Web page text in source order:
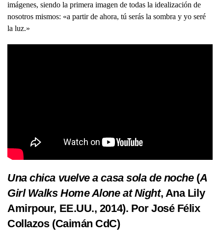
imágenes, siendo la primera imagen de todas la idealización de
nosotros mismos: «a partir de ahora, tú serás la sombra y yo seré
la luz.»
Una chica vuelve a casa sola de noche(A
Girl Walks Home Alone at Night, Ana Lily
Amirpour, EE.UU., 2014). Por José Félix
Collazos (Caimán CdC)